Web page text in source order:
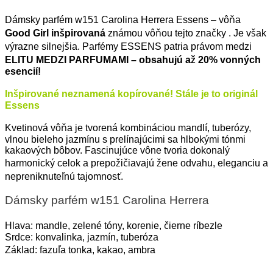
Dámsky parfém w151 Carolina Herrera Essens – vôňa
Good Girl inšpirovaná známou vôňou tejto značky . Je však
výrazne silnejšia. Parfémy ESSENS patria právom medzi
ELITU MEDZI PARFUMAMI – obsahujú až 20% vonných
esencií!
Inšpirované neznamená kopírované! Stále je to originál
Essens
Kvetinová vôňa je tvorená kombináciou mandlí, tuberózy,
vlnou bieleho jazmínu s prelínajúcimi sa hlbokými tónmi
kakaových bôbov. Fascinujúce vône tvoria dokonalý
harmonický celok a prepožičiavajú žene odvahu, eleganciu a
nepreniknuteľnú tajomnosť.
Dámsky parfém w151 Carolina Herrera
Hlava: mandle, zelené tóny, korenie, čierne ríbezle
Srdce: konvalinka, jazmín, tuberóza
Základ: fazuľa tonka, kakao, ambra